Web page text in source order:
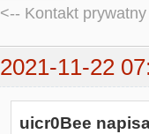
<-- Kontakt
2021-11-22
uicr0Bee